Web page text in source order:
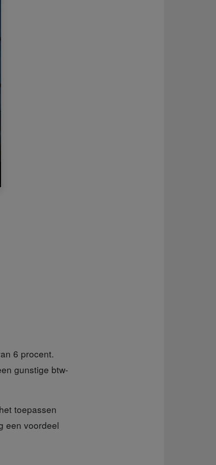
6 procent.
gunstige btw-
toepassen
een voordeel